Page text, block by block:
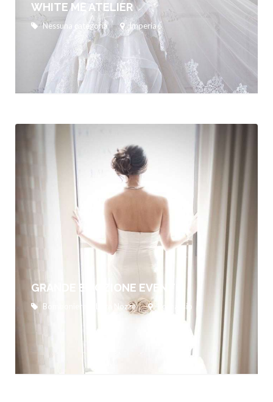
WHITE ME ATELIER
Nessuna categoria Imperia
GRANDE EMOZIONE EVENTI
Bomboniere & Lista Nozze Pornassio